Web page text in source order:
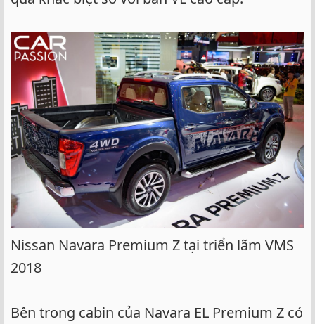
Nissan Navara Premium Z tại triển lãm VMS
2018
Bên trong cabin của Navara EL Premium Z có